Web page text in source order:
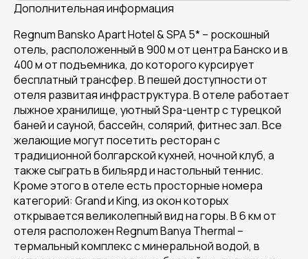
Дополнительная информация
Regnum Bansko Apart Hotel & SPA 5* – роскошный
отель, расположенный в 900 м от центра Банско и в
400 м от подъемника, до которого курсирует
бесплатный трансфер. В пешей доступности от
отеля развитая инфраструктура. В отеле работает
лыжное хранилище, уютный Spа-центр с турецкой
баней и сауной, бассейн, солярий, фитнес зал. Все
желающие могут посетить ресторан с
традиционной болгарской кухней, ночной клуб, а
также сыграть в бильярд и настольный теннис.
Кроме этого в отеле есть просторные номера
категорий: Grand и King, из окон которых
открывается великолепный вид на горы. В 6 км от
отеля расположен Regnum Banya Thermal –
термальный комплекс с минеральной водой, в